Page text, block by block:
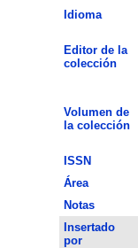
Idioma
Editor de la
colección
Volumen de
la colección
ISSN
Área
Notas
Insertado
por